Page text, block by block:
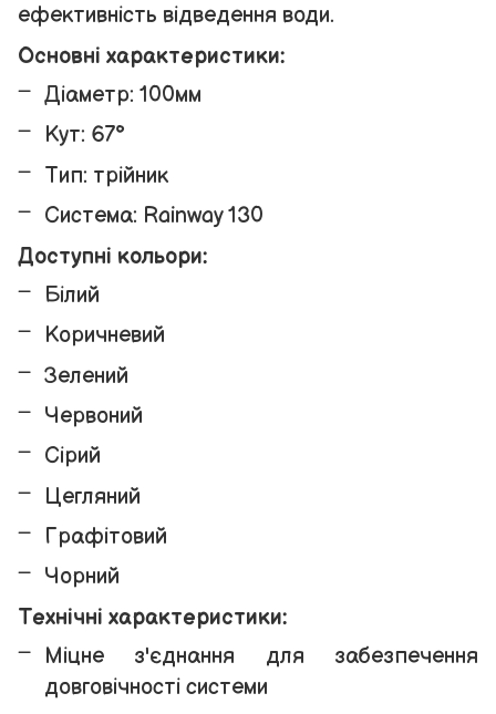
ефективність відведення води.
Основні характеристики:
Діаметр: 100мм
Кут: 67°
Тип: трійник
Система: Rainway 130
Доступні кольори:
Білий
Коричневий
Зелений
Червоний
Сірий
Цегляний
Графітовий
Чорний
Технічні характеристики:
Міцне з'єднання для забезпечення
довговічності системи